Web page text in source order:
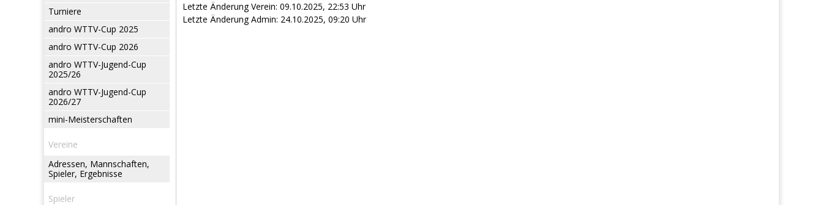
Turniere
andro WTTV-Cup 2025
andro WTTV-Cup 2026
andro WTTV-Jugend-Cup
2025/26
andro WTTV-Jugend-Cup
2026/27
mini-Meisterschaften
Vereine
Adressen, Mannschaften,
Spieler, Ergebnisse
Spieler
Letzte Änderung Verein: 09.10.2025, 22:53 Uhr
Letzte Änderung Admin: 24.10.2025, 09:20 Uhr